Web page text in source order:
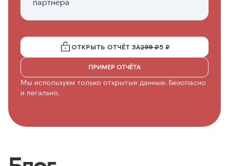
ОТКРЫТЬ ОТЧЁТ ЗА299 ₽5 ₽
ПРИМЕР ОТЧЁТА
Мы используем только открытые данные. Безопасно
и легально.